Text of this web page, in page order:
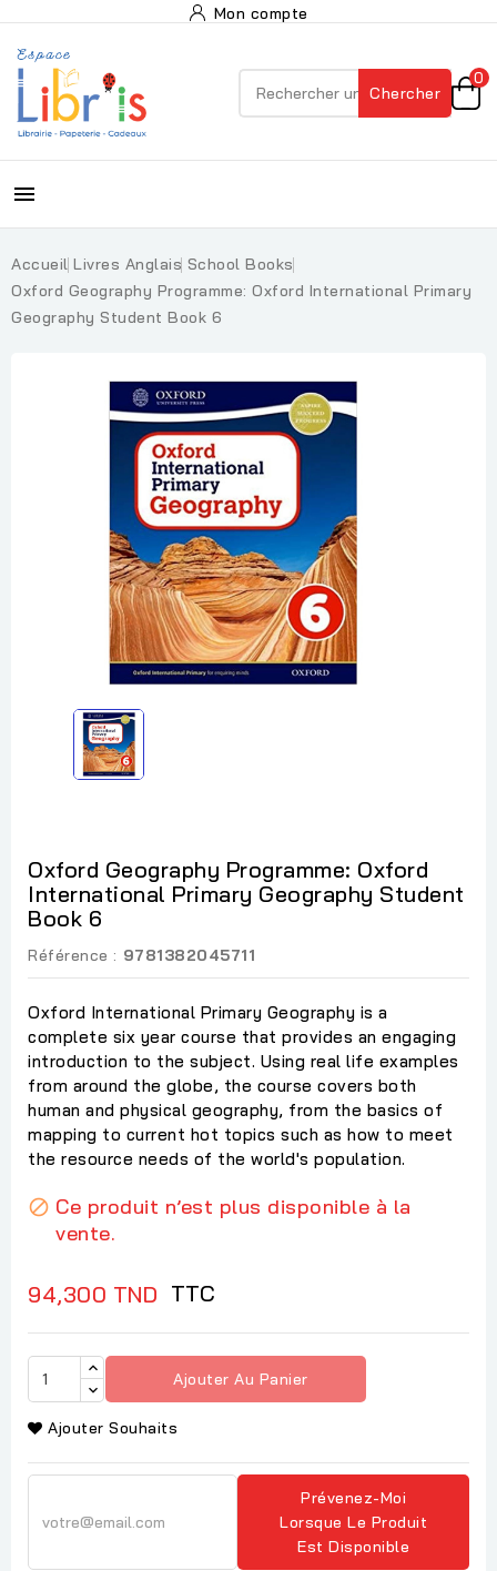
Mon compte
Chercher
0

Accueil Livres Anglais School Books
Oxford Geography Programme: Oxford International Primary
Geography Student Book 6
Oxford Geography Programme: Oxford
International Primary Geography Student
Book 6
Référence : 9781382045711
Oxford International Primary Geography is a
complete six year course that provides an engaging
introduction to the subject. Using real life examples
from around the globe, the course covers both
human and physical geography, from the basics of
mapping to current hot topics such as how to meet
the resource needs of the world's population.
 Ce produit n’est plus disponible à la
vente.
94,300 TND TTC
Ajouter Au Panier
Ajouter Souhaits
Prévenez-Moi
Lorsque Le Produit
Est Disponible